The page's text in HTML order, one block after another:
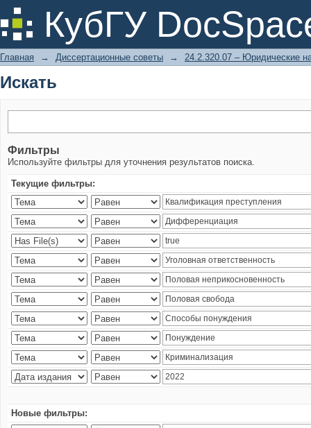
КубГУ
Искать
Главная → Диссертационные советы → 24.2.320.07 – Юридические
Искать
Фильтры
Используйте фильтры для уточнения результатов поиска.
Текущие фильтры:
Новые фильтры: